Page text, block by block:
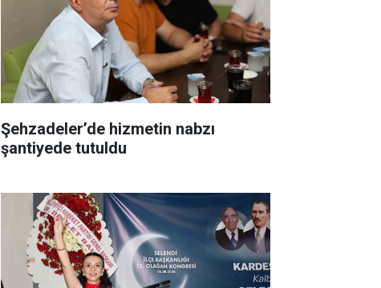
Şehzadeler’de hizmetin nabzı
şantiyede tutuldu